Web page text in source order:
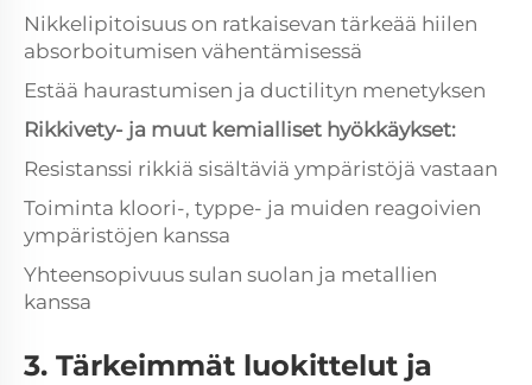
Nikkelipitoisuus on ratkaisevan tärkeää hiilen
absorboitumisen vähentämisessä
Estää haurastumisen ja ductilityn menetyksen
Rikkivety- ja muut kemialliset hyökkäykset:
Resistanssi rikkiä sisältäviä ympäristöjä vastaan
Toiminta kloori-, typpe- ja muiden reagoivien
ympäristöjen kanssa
Yhteensopivuus sulan suolan ja metallien
kanssa
3. Tärkeimmät luokittelut ja